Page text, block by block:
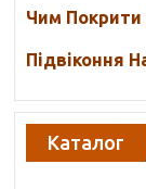
Чим Покрити
Підвіконня
Каталог